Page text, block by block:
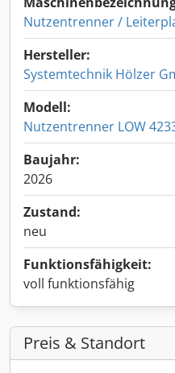
Nutzentrenner /
Hersteller:
Systemtechnik Hölzer
Modell:
Nutzentrenner LOW
Baujahr:
2026
Zustand:
neu
Funktionsfähigkeit:
voll funktionsfähig
Preis & Standort